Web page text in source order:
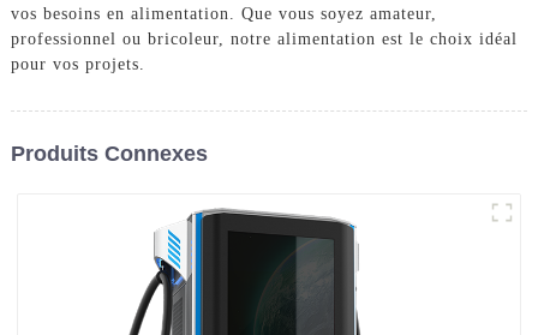
vos besoins en alimentation. Que vous soyez amateur,
professionnel ou bricoleur, notre alimentation est le choix idéal
pour vos projets.
Produits Connexes